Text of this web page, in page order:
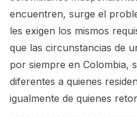
encuentren, surge el
les exigen los mismos
que las circunstancias de
por siempre en Colombia,
diferentes a quienes
igualmente de quienes